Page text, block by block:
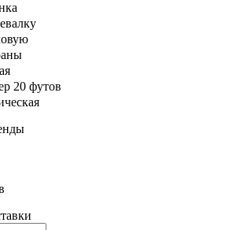
20 футов